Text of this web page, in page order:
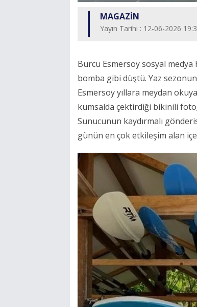
MAGAZİN
Yayın Tarihi : 12-06-2026
Burcu Esmersoy sosyal
bomba gibi düştü. Yaz
Esmersoy yıllara meydan
kumsalda çektirdiği bikinili
Sunucunun kaydırmalı
günün en çok etkileşim alan